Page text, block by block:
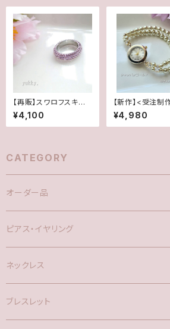
【再販】スワロフスキー
☆リング☆アメジスト(1
6.5号)
¥4,100
【新作】<受注制
ス腕時計★シャ
ゴールド
¥4,980
CATEGORY
オーダー品
ピアス・イヤリング
silver925
アメリカン
ネックレス
ブレスレット